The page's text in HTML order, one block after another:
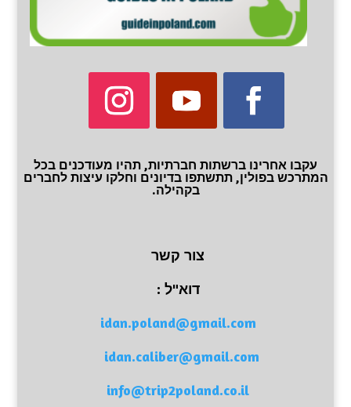
עקבו אחרינו ברשתות חברתיות, תהיו מעודכנים בכל
המתרכש בפולין, תתשתפו בדיונים וחלקו עיצות לחברים
בקהילה.
צור קשר
דוא"ל :
idan.poland@gmail.com
idan.caliber@gmail.com
info@trip2poland.co.il